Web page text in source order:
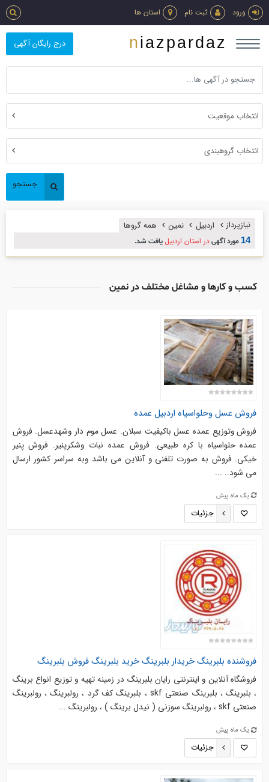
ورود ثبت نام استان ها
درج رایگان آگهی niazpardaz
انتخاب موقعیت
انتخاب گروهبندی
جستجو
نیازپرداز اردبیل نمین همه گروها
14 مورد آگهیدر استان اردبیل یافت شد.
کسب و کارها و مشاغل مختلف در نمین
فروش عسل وحلواسیاه اردبیل عمده
فروش وتوزیع عمده عسل باکیفیت سبلان. عسل موم دار وشهدعسل. فروش
عمده حلواسیاه با کره طبیعی. فروش عمده نبات وشکرپنیر. فروش پنیر
خیکی. فروش به صورت تلفنی و آنلاین می باشد وبه سراسر کشور ارسال
می شود.. ...
یک ماه پیش
جزئیات
فروشنده بلبرینگ خریدار بلبرینگ خرید بلبرینگ فروش بلبرینگ
فروشگاه آنلاین و اینترنتی رایان بلبرینگ در زمینه تهیه و توزیع انواع برینگ
، بلبرینگ ، بلبرینگ صنعتی skf ، بلبرینگ کف گرد ، رولبرینگ ، رولبرینگ
صنعتی skf ، رولبرینگ سوزنی ( نیدل برینگ ) ، رولبرینگ ...
یک ماه پیش
جزئیات